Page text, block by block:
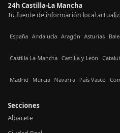
24h Castilla-La Mancha
Tu fuente de información local
España Andalucía Aragón Asturias
Castilla La-Mancha Castilla y León
Madrid Murcia Navarra País Vasco
Secciones
Albacete